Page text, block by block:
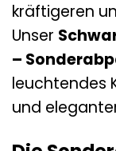
kräftigeren
Unser
–
leuchtendes
und